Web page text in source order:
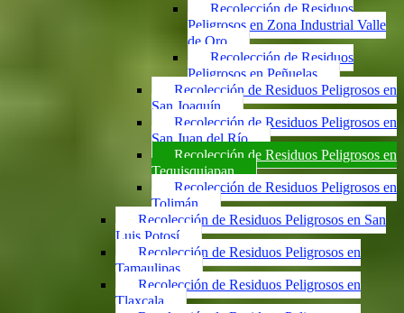
Recolección de Residuos
Peligrosos en Zona Industrial Valle
de Oro
Recolección de Residuos
Peligrosos en Peñuelas
Recolección de Residuos Peligrosos en
San Joaquín
Recolección de Residuos Peligrosos en
San Juan del Río
Recolección de Residuos Peligrosos en
Tequisquiapan
Recolección de Residuos Peligrosos en
Tolimán
Recolección de Residuos Peligrosos en San
Luis Potosí
Recolección de Residuos Peligrosos en
Tamaulipas
Recolección de Residuos Peligrosos en
Tlaxcala